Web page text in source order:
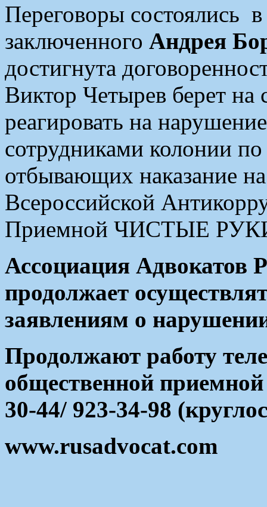
Переговоры состоялись
заключенного Андрея
достигнута
Виктор Четырев берет на
реагировать на
сотрудниками колонии
отбывающих наказание
Всероссийской
Приемной ЧИСТЫЕ
Ассоциация Адвокатов
продолжает
заявлениям о
Продолжают работу
общественной
30-44/ 923-34-98
www.rusadvocat.com